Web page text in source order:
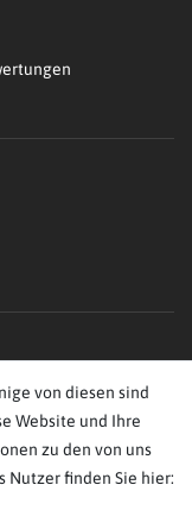
von diesen sind
Website und Ihre
zu den von uns
Nutzer finden Sie hier: